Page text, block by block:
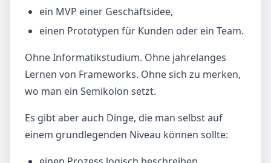
ein MVP einer Geschäftsidee,
einen Prototypen für Kunden oder ein Team.
Ohne Informatikstudium. Ohne jahrelanges
Lernen von Frameworks. Ohne sich zu merken,
wo man ein Semikolon setzt.
Es gibt aber auch Dinge, die man selbst auf
einem grundlegenden Niveau können sollte: